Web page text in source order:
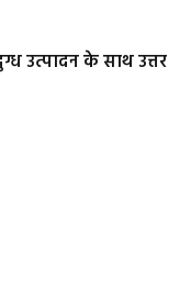
उत्पादन के साथ उत्तर